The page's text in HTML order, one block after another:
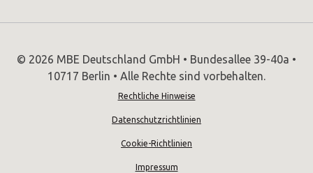
© 2026 MBE Deutschland GmbH • Bundesallee 39-40a •
10717 Berlin • Alle Rechte sind vorbehalten.
Rechtliche Hinweise
Datenschutzrichtlinien
Cookie-Richtlinien
Impressum